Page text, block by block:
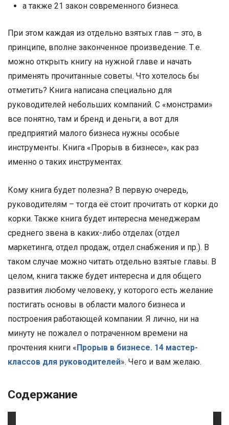
а также 21 закон современного бизнеса.
При этом каждая из отдельно взятых глав – это, в
принципе, вполне законченное произведение. Т.е.
можно открыть книгу на нужной главе и начать
применять прочитанные советы. Что хотелось бы
отметить? Книга написана специально для
руководителей небольших компаний. С «монстрами»
все понятно, там и бренд и деньги, а вот для
предприятий малого бизнеса нужны особые
инструменты. Книга «Прорыв в бизнесе», как раз
именно о таких инструментах.
Кому книга будет полезна? В первую очередь,
руководителям – тогда её стоит прочитать от корки до
корки. Также книга будет интересна менеджерам
среднего звена в каких-либо отделах (отдел
маркетинга, отдел продаж, отдел снабжения и пр.). В
таком случае можно читать отдельно взятые главы. В
целом, книга также будет интересна и для общего
развития любому человеку, у которого есть желание
постигать основы в области малого бизнеса и
построения работающей компании. Я лично, ни на
минуту не пожалел о потраченном времени на
прочтения книги « Прорыв в бизнесе. 14 мастер-
классов для руководителей». Чего и вам желаю.
Содержание